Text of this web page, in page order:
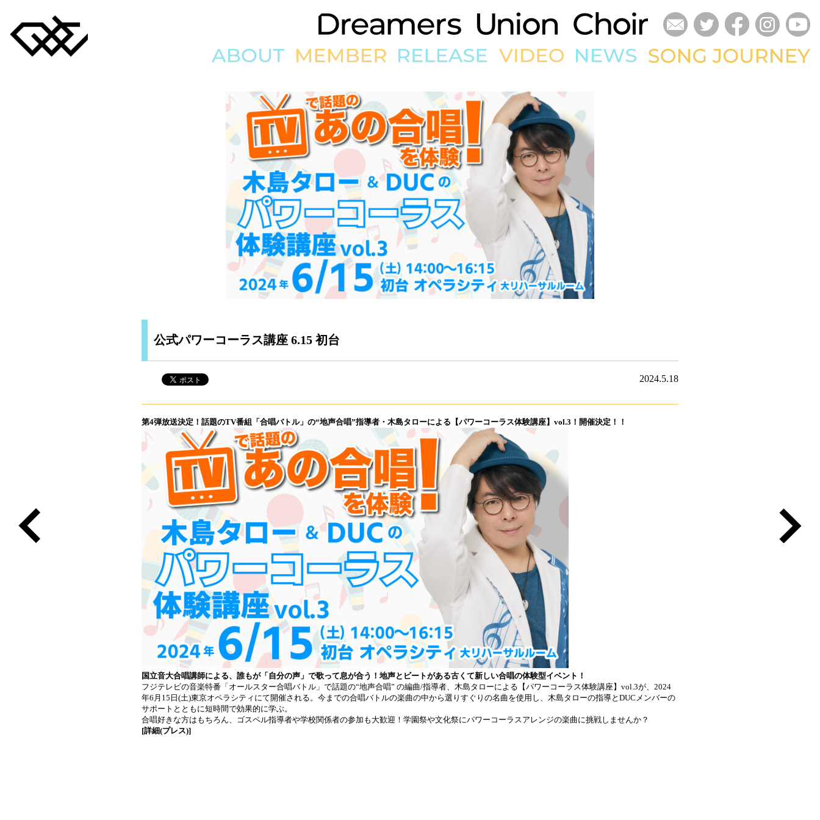
公式パワーコーラス講座 6.15 初台
2024.5.18
第4弾放送決定！話題のTV番組「合唱バトル」の“地声合唱”指導者・⽊島タローによる【パワーコーラス体験講座】vol.3！開催決定！！
国立音大合唱講師による、誰もが「自分の声」で歌って息が合う！地声とビートがある古くて新しい合唱の体験型イベント！
フジテレビの音楽特番「オールスター合唱バトル」で話題の“地声合唱” の編曲/指導者、木島タローによる【パワーコーラス体験講座】vol.3が、2024
年6月15日(土)東京オペラシティにて開催される。今までの合唱バトルの楽曲の中から選りすぐりの名曲を使用し、木島タローの指導とDUCメンバーの
サポートとともに短時間で効果的に学ぶ。
合唱好きな方はもちろん、ゴスペル指導者や学校関係者の参加も大歓迎！学園祭や文化祭にパワーコーラスアレンジの楽曲に挑戦しませんか？
[詳細(プレス)]